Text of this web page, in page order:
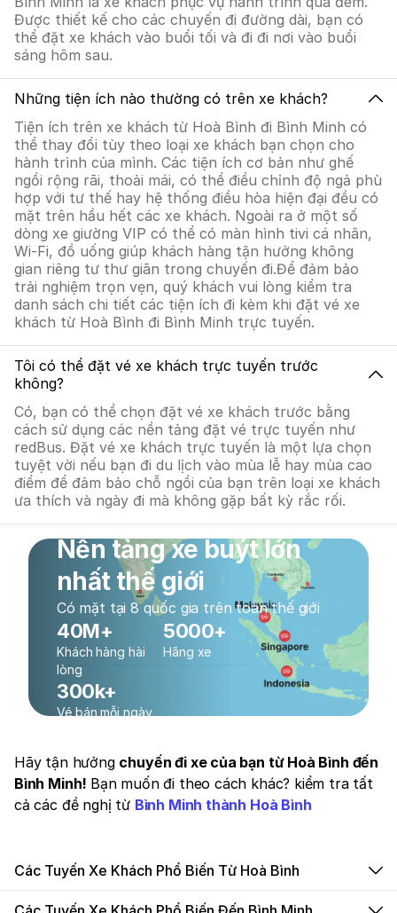
Được thiết kế cho các chuyến đi đường dài, bạn có
thể đặt xe khách vào buổi tối và đi đi nơi vào buổi
sáng hôm sau.
Những tiện ích nào thường có trên xe khách?
Tiện ích trên xe khách từ Hoà Bình đi Bình Minh có
thể thay đổi tùy theo loại xe khách bạn chọn cho
hành trình của mình. Các tiện ích cơ bản như ghế
ngồi rộng rãi, thoải mái, có thể điều chỉnh độ ngả phù
hợp với tư thế hay hệ thống điều hòa hiện đại đều có
mặt trên hầu hết các xe khách. Ngoài ra ở một số
dòng xe giường VIP có thể có màn hình tivi cá nhân,
Wi-Fi, đồ uống giúp khách hàng tận hưởng không
gian riêng tư thư giãn trong chuyến đi.Để đảm bảo
trải nghiệm trọn vẹn, quý khách vui lòng kiểm tra
danh sách chi tiết các tiện ích đi kèm khi đặt vé xe
khách từ Hoà Bình đi Bình Minh trực tuyến.
Tôi có thể đặt vé xe khách trực tuyến trước
không?
Có, bạn có thể chọn đặt vé xe khách trước bằng
cách sử dụng các nền tảng đặt vé trực tuyến như
redBus. Đặt vé xe khách trực tuyến là một lựa chọn
tuyệt vời nếu bạn đi du lịch vào mùa lễ hay mùa cao
điểm để đảm bảo chỗ ngồi của bạn trên loại xe khách
ưa thích và ngày đi mà không gặp bất kỳ rắc rối.
Nền tảng xe buýt lớn
nhất thế giới
Có mặt tại 8 quốc gia trên toàn thế giới
40M+
Khách hàng hài
lòng
5000+
Hãng xe
300k+
Vé bán mỗi ngày
Hãy tận hưởng chuyến đi xe của bạn từ Hoà Bình đến
Bình Minh! Bạn muốn đi theo cách khác? kiểm tra tất
cả các đề nghị từ Bình Minh thành Hoà Bình
Các Tuyến Xe Khách Phổ Biến Từ Hoà Bình